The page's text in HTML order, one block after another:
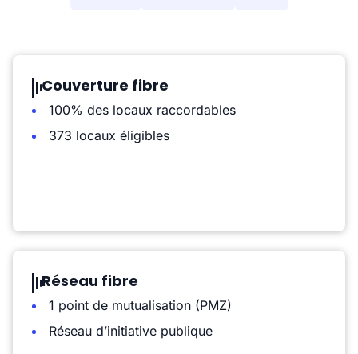
Couverture fibre
100% des locaux raccordables
373 locaux éligibles
Réseau fibre
1 point de mutualisation (PMZ)
Réseau d’initiative publique